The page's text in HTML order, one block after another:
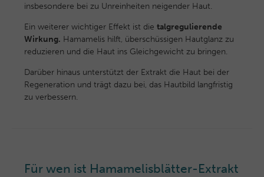
insbesondere bei zu Unreinheiten neigender Haut.
Ein weiterer wichtiger Effekt ist die talgregulierende
Wirkung. Hamamelis hilft, überschüssigen Hautglanz zu
reduzieren und die Haut ins Gleichgewicht zu bringen.
Darüber hinaus unterstützt der Extrakt die Haut bei der
Regeneration und trägt dazu bei, das Hautbild langfristig
zu verbessern.
Für wen ist Hamamelisblätter-Extrakt